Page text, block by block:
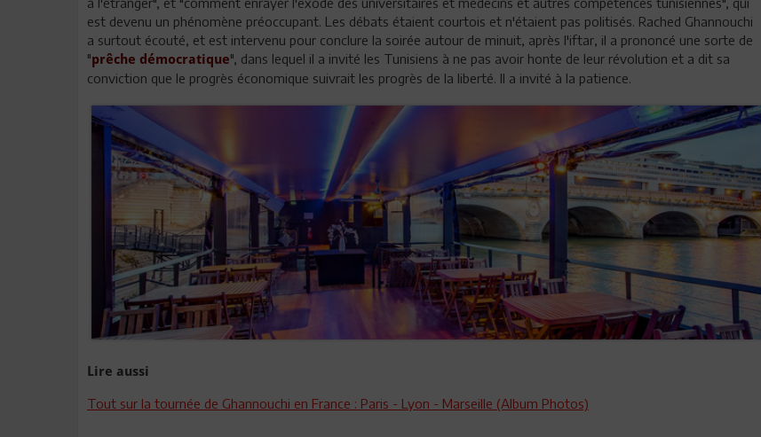
est devenu un phénomène préoccupant. Les débats étaient courtois et n'étaient pas politisés. Rached Ghannouchi
a surtout écouté, et est intervenu pour conclure la soirée autour de minuit, après l'iftar, il a prononcé une sorte de
"prêche démocratique", dans lequel il a invité les Tunisiens à ne pas avoir honte de leur révolution et a dit sa
conviction que le progrès économique suivrait les progrès de la liberté. Il a invité à la patience.
Lire aussi
Tout sur la tournée de Ghannouchi en France : Paris - Lyon - Marseille (Album Photos)